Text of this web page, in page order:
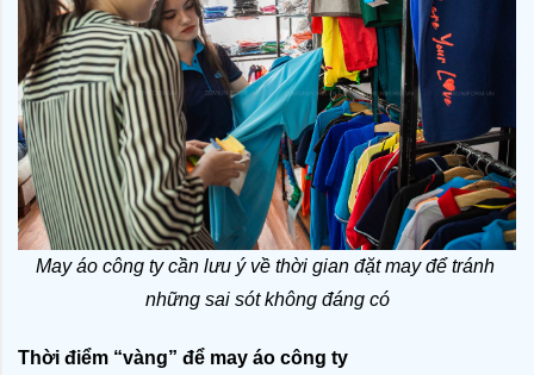
May áo công ty cần lưu ý về thời gian đặt may để tránh
những sai sót không đáng có
Thời điểm “vàng” để may áo công ty